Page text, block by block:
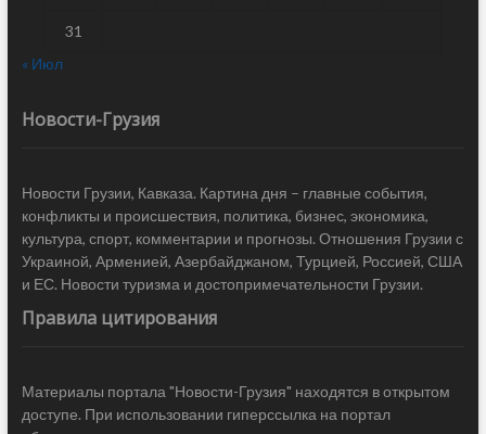
31
« Июл
Новости-Грузия
Новости Грузии, Кавказа. Картина дня – главные события,
конфликты и происшествия, политика, бизнес, экономика,
культура, спорт, комментарии и прогнозы. Отношения Грузии с
Украиной, Арменией, Азербайджаном, Турцией, Россией, США
и ЕС. Новости туризма и достопримечательности Грузии.
Правила цитирования
Материалы портала "Новости-Грузия" находятся в открытом
доступе. При использовании гиперссылка на портал